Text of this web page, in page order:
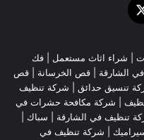
‫X
شراء اثاث مستعمل
فك
الشارقة قص الخرسانة | قص
تنسيق حدائق
شركة تنظيف
شركة مكافحة حشرات في
تنظيف في الشارقة | سباك |
شركة تنظيف في